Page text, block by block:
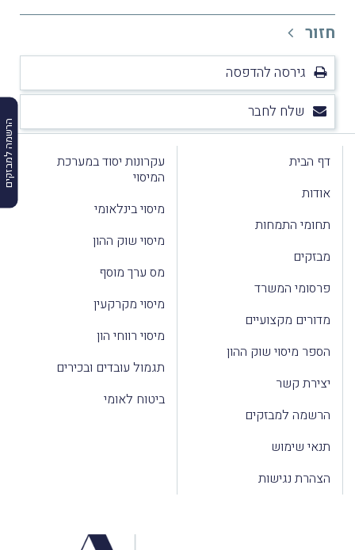
הרשמה למבזקים
חזור
גירסה להדפסה
שלח לחבר
דף הבית
אודות
תחומי התמחות
מבזקים
פרסומי המשרד
מדורים מקצועיים
הספר מיסוי שוק ההון
יצירת קשר
הרשמה למבזקים
תנאי שימוש
הצהרת נגישות
עקרונות יסוד במערכת
המיסוי
מיסוי בינלאומי
מיסוי שוק ההון
מס ערך מוסף
מיסוי מקרקעין
מיסוי רווחי הון
תגמול עובדים ובכירים
ביטוח לאומי